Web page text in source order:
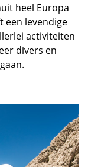
heel Europa
een levendige
activiteiten
divers en